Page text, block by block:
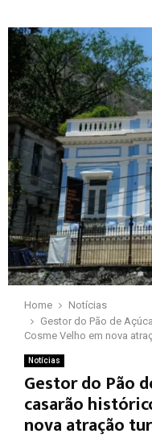
Home
Notícias
Gestor do Pão de
Cosme Velho em nova
Notícias
Gestor do Pão
casarão
nova atração